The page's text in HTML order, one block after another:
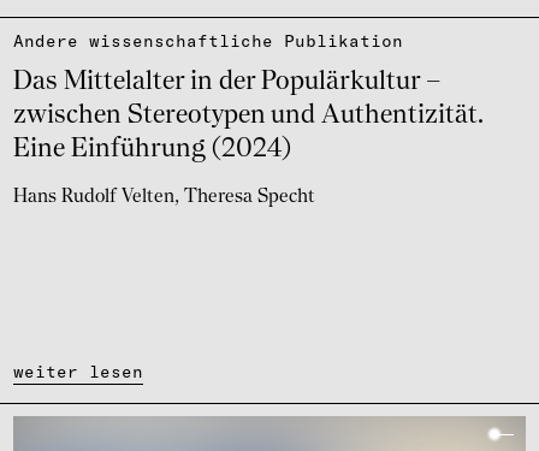
Das Mittel­al­ter in der Popu­lär­kul­tur –
zwischen Stereo­ty­pen und Authen­ti­zi­tät.
Eine Einfüh­rung (2024)
Andere wissen­schaft­li­che Publi­ka­tion
Hans Rudolf Velten Theresa Specht
weiter lesen